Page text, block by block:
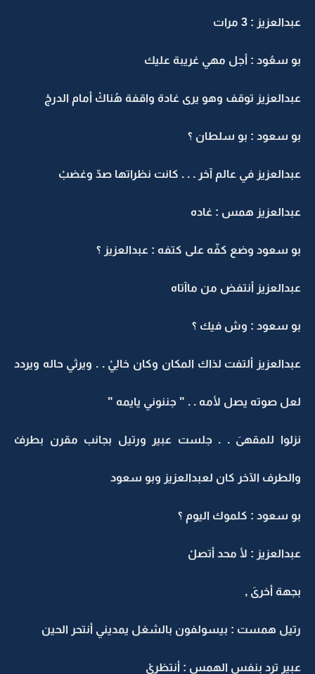
عبدالعزيز : 3 مرات
بو سعُود : أجل مهي غريبة عليك
عبدالعزيز توقف وهو يرى غادة واقفة هُناكْ أمام الدرجْ
بو سعود : بو سلطان ؟
عبدالعزيز في عالم آخر . . . كانت نظراتها صدّ وغضبْ
عبدالعزيز همس : غاده
بو سعود وضع كفّه على كتفه : عبدالعزيز ؟
عبدالعزيز أنتفض من ماآتاه
بو سعود : وش فيك ؟
عبدالعزيز ألتفت لذاك المكان وكان خالِيْ . . ويرثي حاله ويردد
لعل صوته يصل لأمه . . " جننوني يايمه "
نزلوا للمقهىَ . . جلست عبير ورتيل بجانب مقرن بطرفْ
والطرف الآخر كان لعبدالعزيز وبو سعود
بو سعود : كلموك اليوم ؟
عبدالعزيز : لأ محد أتصلْ
بجهة أخرىَ ,
رتيل همست : بيسولفون بالشغل يمديني أنتحر الحين
عبير ترد بنفس الهمس : أنتظرِيْ